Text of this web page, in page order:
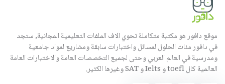
موقع دافور هو مكتبة متكاملة تحوي الاف الملفات التعليمية المجانية, ستجد
في دافور مئات الحلول لمسائل واختبارات سابقة ومشاريع لمواد جامعية
ومدرسية في العالم العربي وحتى لجميع التخصصات العامة والاختبارات العامة
العالمية كال toefl و Ielts و SAT وغيرها الكثير.